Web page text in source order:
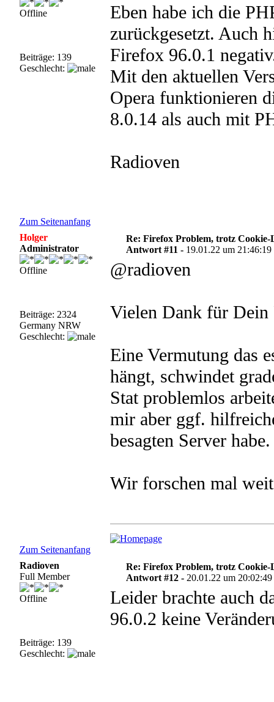
Offline
Beiträge: 139
Geschlecht:
Eben habe ich die
zurückgesetzt. Auch
Firefox 96.0.1
Mit den aktuellen
Opera funktionieren
8.0.14 als auch mit
Radioven
Zum Seitenanfang
Holger
Administrator
Offline
Beiträge: 2324
Germany NRW
Geschlecht:
Re: Firefox Problem, trotz Cookie-
Antwort #11 - 19.01.22 um 21:46:19
@radioven
Vielen Dank für Dein
Eine Vermutung das
hängt, schwindet
Stat problemlos
mir aber ggf.
besagten Server habe.
Wir forschen mal
Zum Seitenanfang
Radioven
Full Member
Offline
Beiträge: 139
Geschlecht:
Re: Firefox Problem, trotz Cookie-
Antwort #12 - 20.01.22 um 20:02:49
Leider brachte auch
96.0.2 keine